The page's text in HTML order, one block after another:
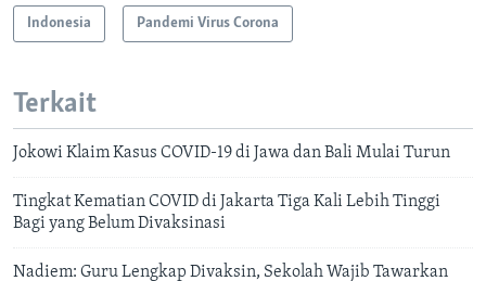
Indonesia Pandemi Virus Corona
Terkait
Jokowi Klaim Kasus COVID-19 di Jawa dan Bali Mulai Turun
Tingkat Kematian COVID di Jakarta Tiga Kali Lebih Tinggi
Bagi yang Belum Divaksinasi
Nadiem: Guru Lengkap Divaksin, Sekolah Wajib Tawarkan